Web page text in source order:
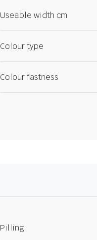
Useable width cm
Colour type
Colour fastness
Pilling